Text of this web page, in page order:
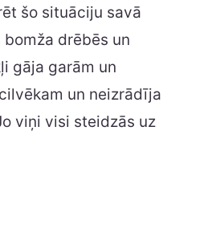
šo situāciju savā
drēbēs un
gāja garām un
un neizrādīja
viņi visi steidzās uz